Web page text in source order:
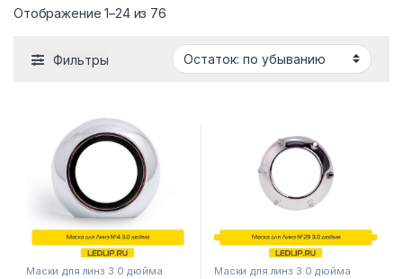
Отображение 1–24 из 76
Фильтры
Маски для линз 3.0 дюйма Маски для линз 3.0 дюйма